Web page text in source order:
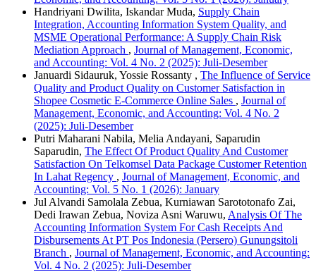
Handriyani Dwilita, Iskandar Muda, Supply Chain
Integration, Accounting Information System Quality, and
MSME Operational Performance: A Supply Chain Risk
Mediation Approach , Journal of Management, Economic,
and Accounting: Vol. 4 No. 2 (2025): Juli-Desember
Januardi Sidauruk, Yossie Rossanty , The Influence of Service
Quality and Product Quality on Customer Satisfaction in
Shopee Cosmetic E-Commerce Online Sales , Journal of
Management, Economic, and Accounting: Vol. 4 No. 2
(2025): Juli-Desember
Putri Maharani Nabila, Melia Andayani, Saparudin
Saparudin, The Effect Of Product Quality And Customer
Satisfaction On Telkomsel Data Package Customer Retention
In Lahat Regency , Journal of Management, Economic, and
Accounting: Vol. 5 No. 1 (2026): January
Jul Alvandi Samolala Zebua, Kurniawan Sarototonafo Zai,
Dedi Irawan Zebua, Noviza Asni Waruwu, Analysis Of The
Accounting Information System For Cash Receipts And
Disbursements At PT Pos Indonesia (Persero) Gunungsitoli
Branch , Journal of Management, Economic, and Accounting:
Vol. 4 No. 2 (2025): Juli-Desember